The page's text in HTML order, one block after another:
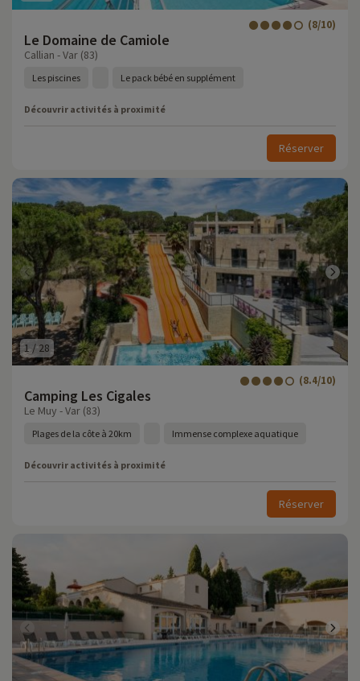
Le Domaine de Camiole
(8/10)
Callian - Var (83)
Les piscines Le pack bébé en supplément
Découvrir activités à proximité
Réserver
1 /28
Camping Les Cigales
(8.4/10)
Le Muy - Var (83)
Plages de la côte à 20km Immense complexe aquatique
Découvrir activités à proximité
Réserver